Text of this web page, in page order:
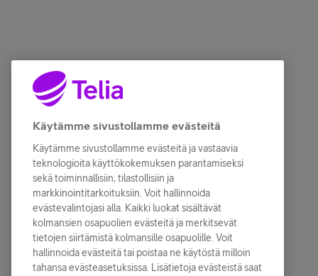
Käytämme sivustollamme evästeitä
Käytämme sivustollamme evästeitä ja vastaavia
teknologioita käyttökokemuksen parantamiseksi
sekä toiminnallisiin, tilastollisiin ja
markkinointitarkoituksiin. Voit hallinnoida
evästevalintojasi alla. Kaikki luokat sisältävät
kolmansien osapuolien evästeitä ja merkitsevät
tietojen siirtämistä kolmansille osapuolille. Voit
hallinnoida evästeitä tai poistaa ne käytöstä milloin
tahansa evästeasetuksissa. Lisätietoja evästeistä saat